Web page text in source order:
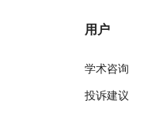
用户
学术咨询
投诉建议